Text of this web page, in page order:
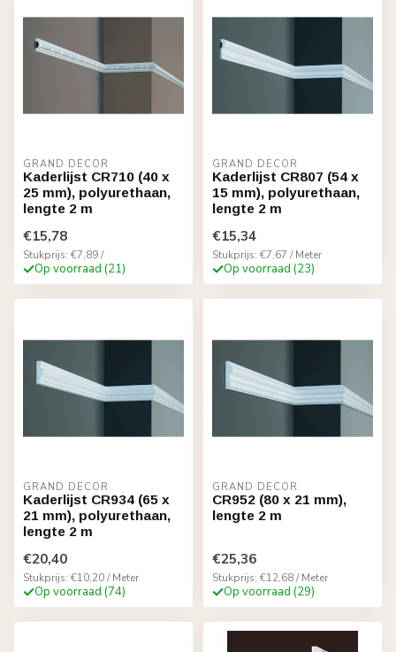
GRAND DECOR
Kaderlijst CR710 (40 x
25 mm), polyurethaan,
lengte 2 m
€15,78
Stukprijs: €7,89 /
Op voorraad (21)
GRAND DECOR
Kaderlijst CR807 (54 x
15 mm), polyurethaan,
lengte 2 m
€15,34
Stukprijs: €7,67 / Meter
Op voorraad (23)
GRAND DECOR
Kaderlijst CR934 (65 x
21 mm), polyurethaan,
lengte 2 m
€20,40
Stukprijs: €10,20 / Meter
Op voorraad (74)
GRAND DECOR
CR952 (80 x 21 mm),
lengte 2 m
€25,36
Stukprijs: €12,68 / Meter
Op voorraad (29)